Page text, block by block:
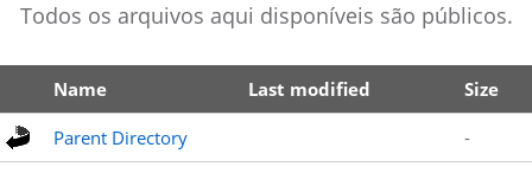
Todos os arquivos aqui disponíveis são públicos.
Name Last modified Size
Parent Directory -